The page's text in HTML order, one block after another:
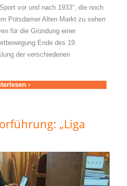
vor und nach 1933“, die noch
Potsdamer Alten Markt zu sehen
für die Gründung einer
Ende des 19.
der verschiedenen
›
„Liga